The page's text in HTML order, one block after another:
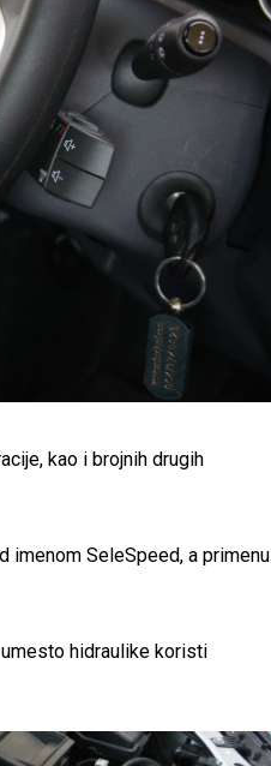
kao i brojnih drugih
imenom SeleSpeed, a primenu
hidraulike koristi